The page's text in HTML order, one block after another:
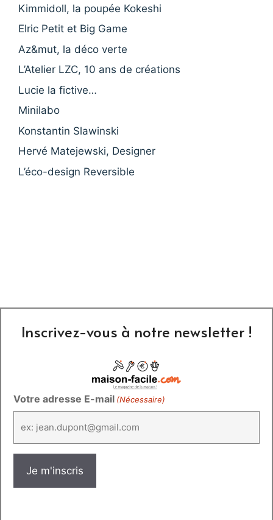
Kimmidoll, la poupée Kokeshi
Elric Petit et Big Game
Az&mut, la déco verte
L’Atelier LZC, 10 ans de créations
Lucie la fictive…
Minilabo
Konstantin Slawinski
Hervé Matejewski, Designer
L’éco-design Reversible
Inscrivez-vous à notre newsletter !
Votre adresse E-mail (Nécessaire)